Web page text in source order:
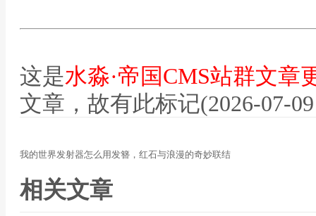
这是水淼·帝国CMS站群文章
文章，故有此标记(2026-07-
我的世界发射器怎么用发簪，红石与浪漫的奇妙联结
相关文章